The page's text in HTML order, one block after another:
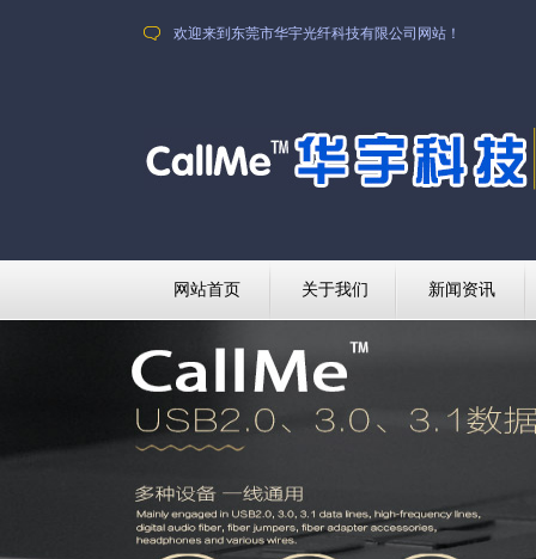
欢迎来到东莞市华宇光纤科技有限公司网站！
网站首页 关于我们 新闻资讯